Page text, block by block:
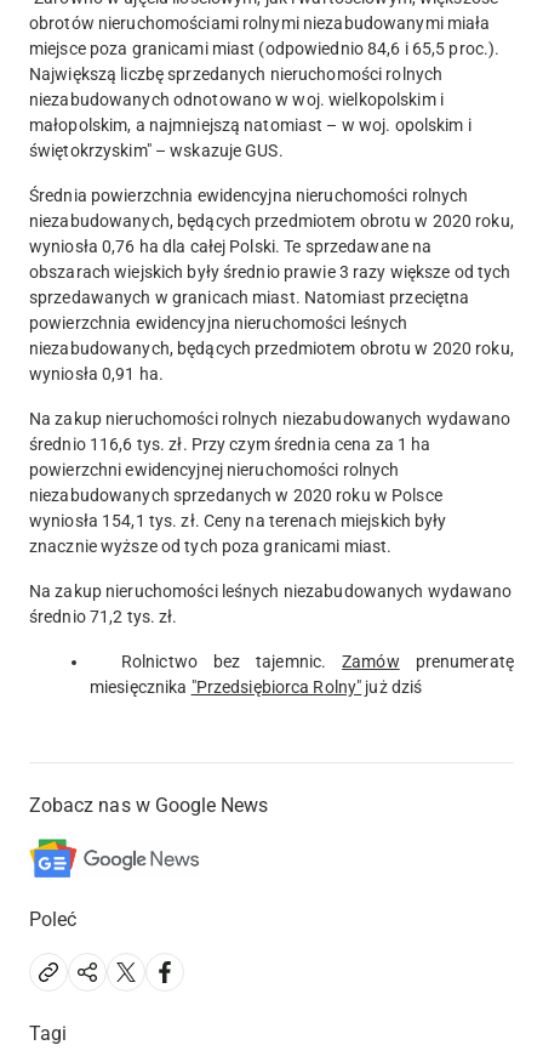
obrotów nieruchomościami rolnymi niezabudowanymi miała
miejsce poza granicami miast (odpowiednio 84,6 i 65,5 proc.).
Największą liczbę sprzedanych nieruchomości rolnych
niezabudowanych odnotowano w woj. wielkopolskim i
małopolskim, a najmniejszą natomiast – w woj. opolskim i
świętokrzyskim" – wskazuje GUS.
Średnia powierzchnia ewidencyjna nieruchomości rolnych
niezabudowanych, będących przedmiotem obrotu w 2020 roku,
wyniosła 0,76 ha dla całej Polski. Te sprzedawane na
obszarach wiejskich były średnio prawie 3 razy większe od tych
sprzedawanych w granicach miast. Natomiast przeciętna
powierzchnia ewidencyjna nieruchomości leśnych
niezabudowanych, będących przedmiotem obrotu w 2020 roku,
wyniosła 0,91 ha.
Na zakup nieruchomości rolnych niezabudowanych wydawano
średnio 116,6 tys. zł. Przy czym średnia cena za 1 ha
powierzchni ewidencyjnej nieruchomości rolnych
niezabudowanych sprzedanych w 2020 roku w Polsce
wyniosła 154,1 tys. zł. Ceny na terenach miejskich były
znacznie wyższe od tych poza granicami miast.
Na zakup nieruchomości leśnych niezabudowanych wydawano
średnio 71,2 tys. zł.
Rolnictwo bez tajemnic.Zamów prenumeratę
miesięcznika "Przedsiębiorca Rolny" już dziś
Zobacz nas w Google News
Poleć
Tagi